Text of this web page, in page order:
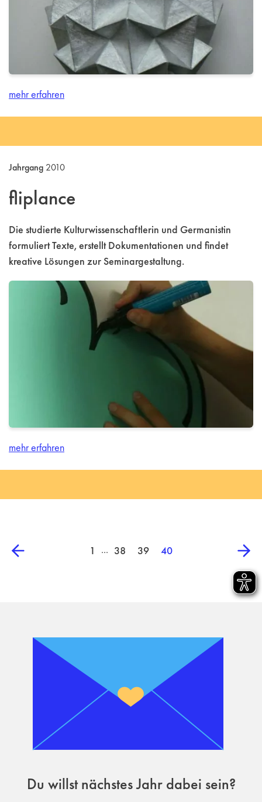
mehr erfahren
Jahrgang 2010
fliplance
Die studierte Kulturwissenschaftlerin und Germanistin
formuliert Texte, erstellt Dokumentationen und findet
kreative Lösungen zur Seminargestaltung.
mehr erfahren
1 ... 38 39 40
Du willst nächstes Jahr dabei sein?